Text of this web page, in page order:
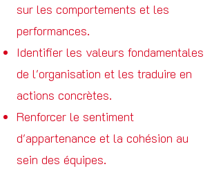
sur les comportements et les
performances.
Identifier les valeurs fondamentales
de l'organisation et les traduire en
actions concrètes.
Renforcer le sentiment
d'appartenance et la cohésion au
sein des équipes.